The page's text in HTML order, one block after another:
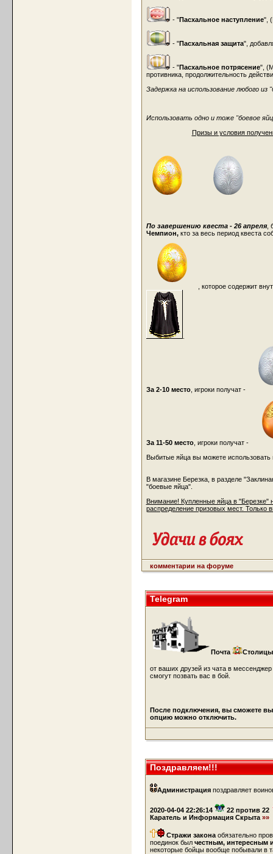
- "Пасхальное наступление",
- "Пасхальная защита",
- "Пасхальное потрясение",
противника, продолжительность
Задержка на использование любого из
Использовать одно и тоже "боевое
Призы и условия
По завершению квеста - 26 апреля,
Чемпион, кто за весь период квеста
, которое содержит
За 2-10 место, игроки получат -
За 11-50 место, игроки получат -
Выбитые яйца вы можете использовать
В магазине Березка, в разделе
"боевые яйца".
Внимание! Купленные яйца в "Березке"
распределение призовых мест. Только
комментарии на форуме
Telegram
Почта Cтолицы
от ваших друзей из чата в мессенджер
смогут позвать вас в бой.
После подключения, вы сможете
опцию можно отключить.
Поздравляем!!!
Администрация поздравляет
2020-04-04 22:26:14
22 против 22
Каратель и Информация Скрыта »»
Стражи закона обязательно
поединок был честным, интересным
некоторые бойцы вообще побывали в